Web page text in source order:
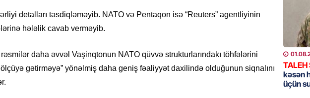
detalları təsdiqləməyib. NATO və Pentaqon isə “Reuters” agentliyinin
hələlik cavab verməyib.
rəsmilər daha əvvəl Vaşinqtonun NATO qüvvə strukturlarındakı töhfələrini
gətirməyə” yönəlmiş daha geniş fəaliyyət daxilində olduğunun siqnalını
İDMAN
Bu
TALEH
kəsən
üçün